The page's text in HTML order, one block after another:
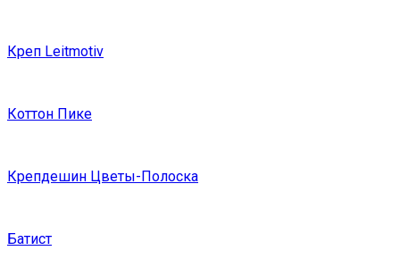
Креп Leitmotiv
Коттон Пике
Крепдешин Цветы-Полоска
Батист